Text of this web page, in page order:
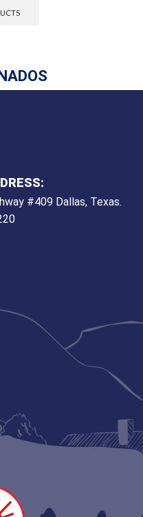
#409 Dallas, Texas.